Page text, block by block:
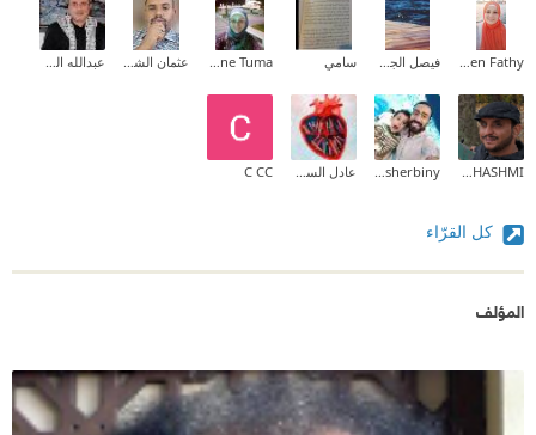
Sheren Fathy فيصل الجهني سامي Nadia Yassine Tuma عثمان الشيخ خضر النور عبدالله الخطيب
AHMED ALHASHMI
Hesham Elsherbiny عادل السومري C CC
كل القرّاء
المؤلف